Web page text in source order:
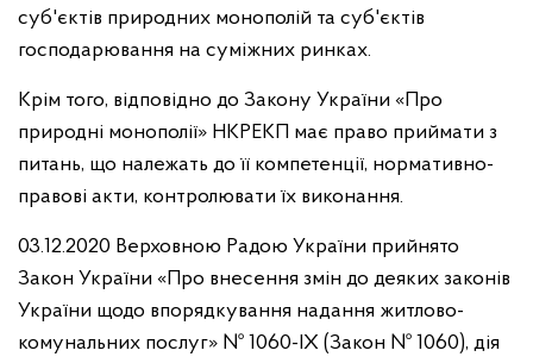
суб'єктів природних монополій та суб'єктів
господарювання на суміжних ринках.
Крім того, відповідно до Закону України «Про
природні монополії» НКРЕКП має право приймати з
питань, що належать до її компетенції, нормативно-
правові акти, контролювати їх виконання.
03.12.2020 Верховною Радою України прийнято
Закон України «Про внесення змін до деяких законів
України щодо впорядкування надання житлово-
комунальних послуг» № 1060-IX (Закон № 1060), дія